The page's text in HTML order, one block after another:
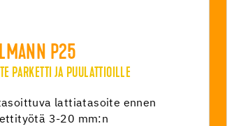
P25
PARKETTI JA PUULATTIOILLE
lattiatasoite ennen
3-20 mm:n